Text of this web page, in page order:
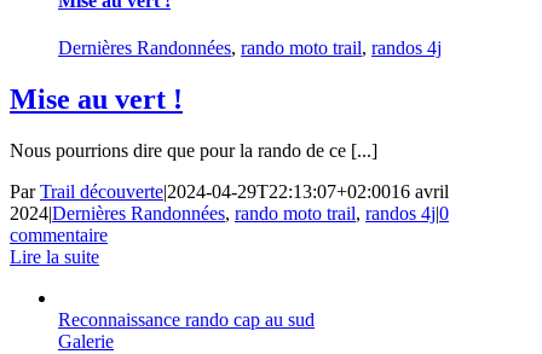
Dernières Randonnées, rando moto trail, randos 4j
Mise au vert !
Nous pourrions dire que pour la rando de ce [...]
ParTrail découverte|2024-04-29T22:13:07+02:0016 avril
2024|Dernières Randonnées, rando moto trail, randos 4j|0
commentaire
Lire la suite
Reconnaissance rando cap au sud
Galerie